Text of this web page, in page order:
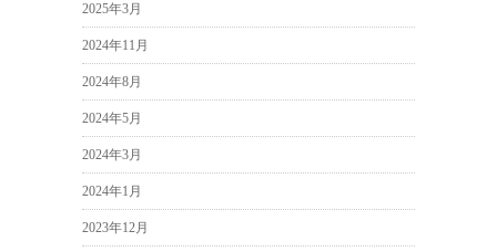
2025年3月
2024年11月
2024年8月
2024年5月
2024年3月
2024年1月
2023年12月